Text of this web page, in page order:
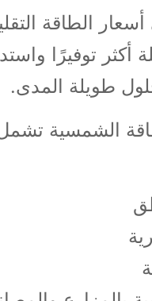
الطاقة
أكثر توفيرًا
طويلة المدى.
الشمسية